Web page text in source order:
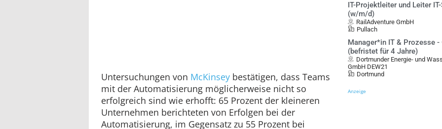
Untersuchungen von McKinsey bestätigen, dass Teams
mit der Automatisierung möglicherweise nicht so
erfolgreich sind wie erhofft: 65 Prozent der kleineren
Unternehmen berichteten von Erfolgen bei der
Automatisierung, im Gegensatz zu 55 Prozent bei
IT-Projektleiter und Leiter
(w/m/d)
RailAdventure GmbH
Pullach
Manager*in IT & Prozesse -
(befristet für 4 Jahre)
Dortmunder Energie- und
GmbH DEW21
Dortmund
Anzeige